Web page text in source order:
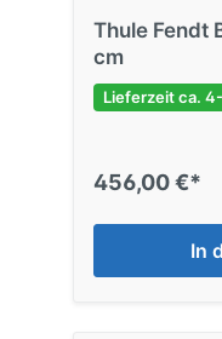
Thule Fendt
cm
Lieferzeit ca.
456,00 €*
In